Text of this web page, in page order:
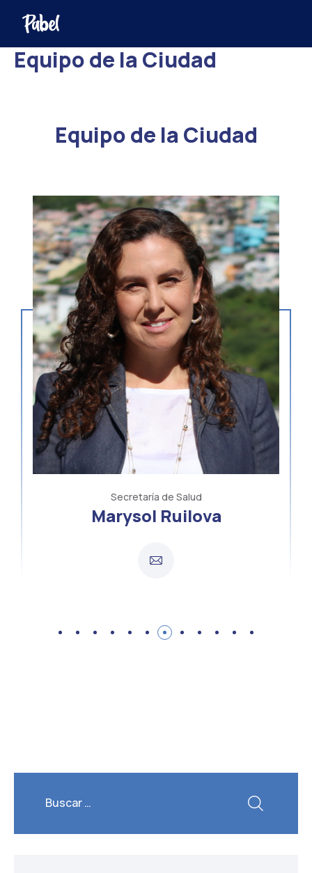
Equipo de la Ciudad
Equipo de la Ciudad
Secretaría de Salud
Marysol Ruilova